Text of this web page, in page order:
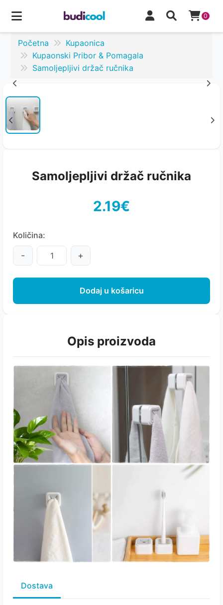
0
Početna
Kupaonica
Kupaonski Pribor & Pomagala
Samoljepljivi držač ručnika
Samoljepljivi držač ručnika
2.19€
Količina:
- +
Dodaj u košaricu
Opis proizvoda
Dostava